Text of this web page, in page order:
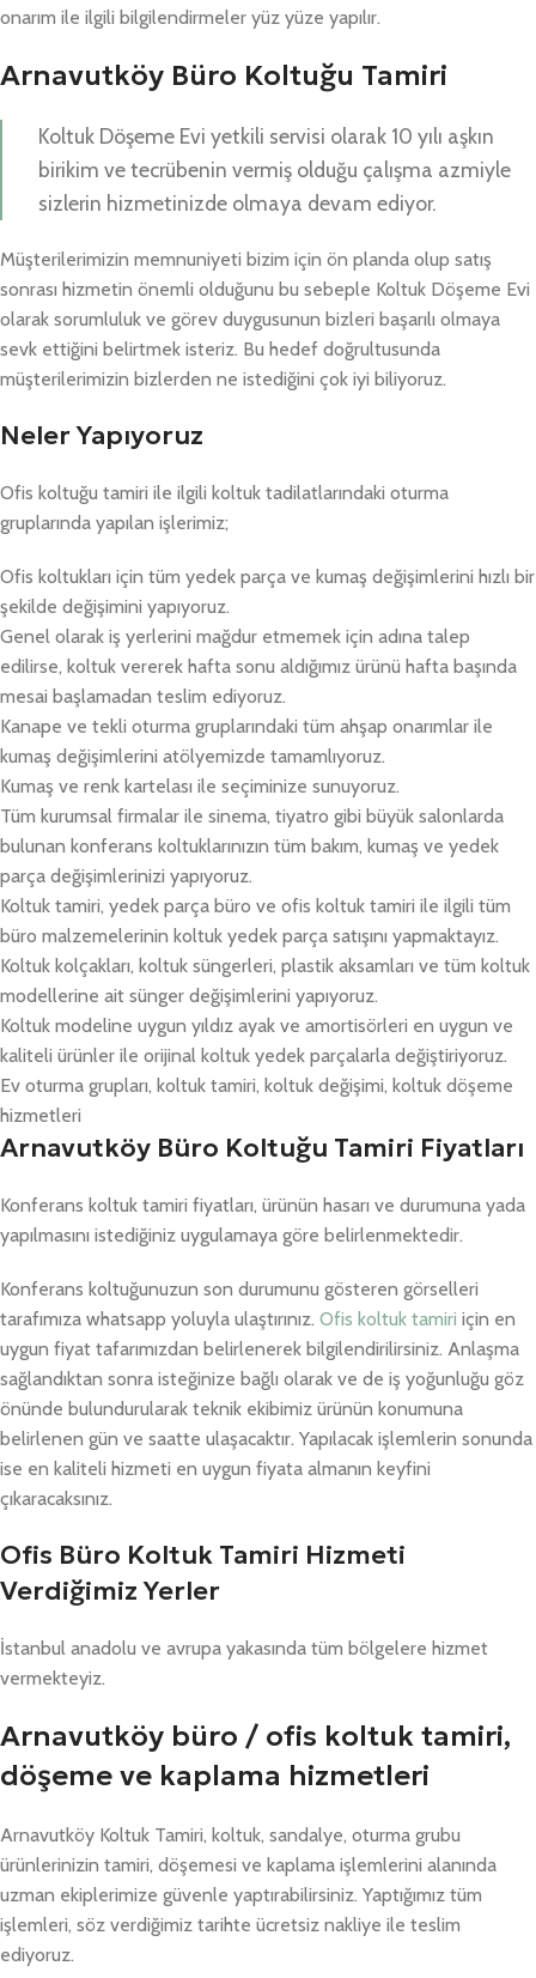
onarım ile ilgili bilgilendirmeler yüz yüze yapılır.
Arnavutköy Büro Koltuğu Tamiri
Koltuk Döşeme Evi yetkili servisi olarak 10 yılı aşkın
birikim ve tecrübenin vermiş olduğu çalışma azmiyle
sizlerin hizmetinizde olmaya devam ediyor.
Müşterilerimizin memnuniyeti bizim için ön planda olup satış
sonrası hizmetin önemli olduğunu bu sebeple Koltuk Döşeme Evi
olarak sorumluluk ve görev duygusunun bizleri başarılı olmaya
sevk ettiğini belirtmek isteriz. Bu hedef doğrultusunda
müşterilerimizin bizlerden ne istediğini çok iyi biliyoruz.
Neler Yapıyoruz
Ofis koltuğu tamiri ile ilgili koltuk tadilatlarındaki oturma
gruplarında yapılan işlerimiz;
Ofis koltukları için tüm yedek parça ve kumaş değişimlerini hızlı bir
şekilde değişimini yapıyoruz.
Genel olarak iş yerlerini mağdur etmemek için adına talep
edilirse, koltuk vererek hafta sonu aldığımız ürünü hafta başında
mesai başlamadan teslim ediyoruz.
Kanape ve tekli oturma gruplarındaki tüm ahşap onarımlar ile
kumaş değişimlerini atölyemizde tamamlıyoruz.
Kumaş ve renk kartelası ile seçiminize sunuyoruz.
Tüm kurumsal firmalar ile sinema, tiyatro gibi büyük salonlarda
bulunan konferans koltuklarınızın tüm bakım, kumaş ve yedek
parça değişimlerinizi yapıyoruz.
Koltuk tamiri, yedek parça büro ve ofis koltuk tamiri ile ilgili tüm
büro malzemelerinin koltuk yedek parça satışını yapmaktayız.
Koltuk kolçakları, koltuk süngerleri, plastik aksamları ve tüm koltuk
modellerine ait sünger değişimlerini yapıyoruz.
Koltuk modeline uygun yıldız ayak ve amortisörleri en uygun ve
kaliteli ürünler ile orijinal koltuk yedek parçalarla değiştiriyoruz.
Ev oturma grupları, koltuk tamiri, koltuk değişimi, koltuk döşeme
hizmetleri
Arnavutköy Büro Koltuğu Tamiri Fiyatları
Konferans koltuk tamiri fiyatları, ürünün hasarı ve durumuna yada
yapılmasını istediğiniz uygulamaya göre belirlenmektedir.
Konferans koltuğunuzun son durumunu gösteren görselleri
tarafımıza whatsapp yoluyla ulaştırınız. Ofis koltuk tamiri için en
uygun fiyat tafarımızdan belirlenerek bilgilendirilirsiniz. Anlaşma
sağlandıktan sonra isteğinize bağlı olarak ve de iş yoğunluğu göz
önünde bulundurularak teknik ekibimiz ürünün konumuna
belirlenen gün ve saatte ulaşacaktır. Yapılacak işlemlerin sonunda
ise en kaliteli hizmeti en uygun fiyata almanın keyfini
çıkaracaksınız.
Ofis Büro Koltuk Tamiri Hizmeti
Verdiğimiz Yerler
İstanbul anadolu ve avrupa yakasında tüm bölgelere hizmet
vermekteyiz.
Arnavutköy büro / ofis koltuk tamiri,
döşeme ve kaplama hizmetleri
Arnavutköy Koltuk Tamiri, koltuk, sandalye, oturma grubu
ürünlerinizin tamiri, döşemesi ve kaplama işlemlerini alanında
uzman ekiplerimize güvenle yaptırabilirsiniz. Yaptığımız tüm
işlemleri, söz verdiğimiz tarihte ücretsiz nakliye ile teslim
ediyoruz.